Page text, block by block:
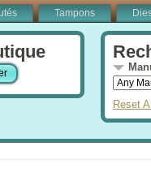
Tampons
Reset